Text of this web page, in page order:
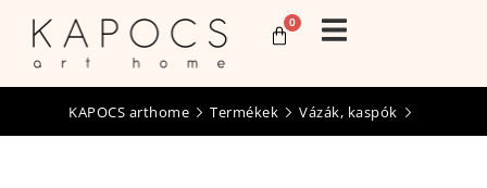
0
KAPOCS arthome Termékek Vázák, kaspók